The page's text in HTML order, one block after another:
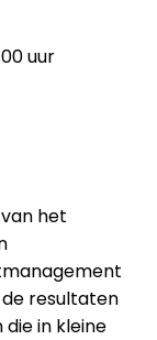
uur
het
resultaten
in kleine